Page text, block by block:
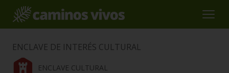
ENCLAVE DE INTERÉS CULTURAL
ENCLAVE CULTURAL